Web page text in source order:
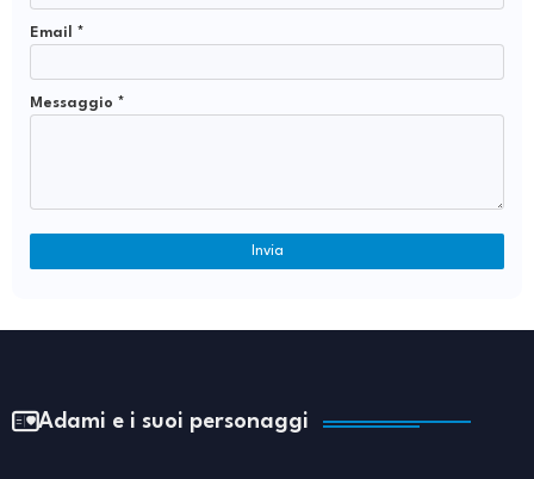
Email *
Messaggio *
Adami e i suoi personaggi